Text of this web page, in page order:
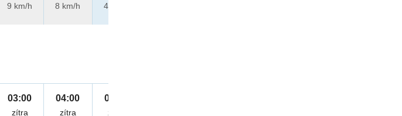
9 km/h
8 km/h
4 km/h
03:00
zítra
04:00
zítra
05:00
zítra